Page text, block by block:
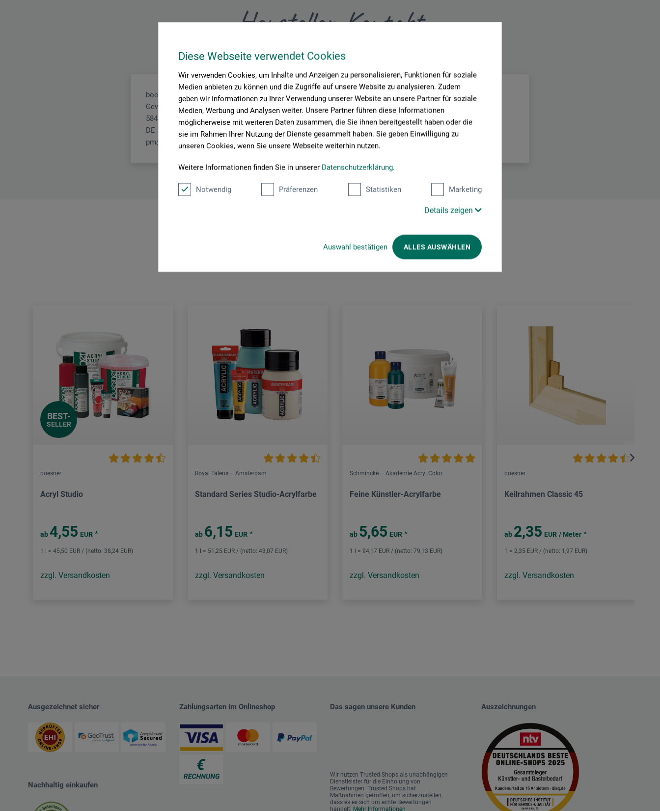
Diese Webseite verwendet Cookies
Wir verwenden Cookies, um Inhalte und Anzeigen zu personalisieren, Funktionen für soziale
Medien anbieten zu können und die Zugriffe auf unsere Website zu analysieren. Zudem
geben wir Informationen zu Ihrer Verwendung unserer Website an unsere Partner für soziale
Medien, Werbung und Analysen weiter. Unsere Partner führen diese Informationen
möglicherweise mit weiteren Daten zusammen, die Sie ihnen bereitgestellt haben oder die
sie im Rahmen Ihrer Nutzung der Dienste gesammelt haben. Sie geben Einwilligung zu
unseren Cookies, wenn Sie unsere Webseite weiterhin nutzen.
Weitere Informationen finden Sie in unserer Datenschutzerklärung.
Notwendig Präferenzen Statistiken Marketing
Details zeigen
Auswahl bestätigen ALLES AUSWÄHLEN
Hersteller-Kontakt
Hier finden Sie die Kontaktdaten des Herstellers zu diesem Produkt.
boesner GmbH holding + innovations
Gewerkenstr. 2
58456 Witten
DE
pm@boesner.com
Kunden kauften auch
BEST-
SELLER
boesner
Acryl Studio
ab 4,55 EUR *
1 l = 45,50 EUR / (netto: 38,24 EUR)
zzgl. Versandkosten
Royal Talens – Amsterdam
Standard Series Studio-Acrylfarbe
ab 6,15 EUR *
1 l = 51,25 EUR / (netto: 43,07 EUR)
zzgl. Versandkosten
Schmincke – Akademie Acryl Color
Feine Künstler-Acrylfarbe
ab 5,65 EUR *
1 l = 94,17 EUR / (netto: 79,13 EUR)
zzgl. Versandkosten
boesner
Keilrahmen Classic 45
ab 2,35 EUR / Meter *
1 = 2,35 EUR / (netto: 1,97 EUR)
zzgl. Versandkosten
Ausgezeichnet sicher
Nachhaltig einkaufen
Zahlungsarten im Onlineshop Das sagen unsere Kunden
Wir nutzen Trusted Shops als unabhängigen
Dienstleister für die Einholung von
Bewertungen. Trusted Shops hat
Maßnahmen getroffen, um sicherzustellen,
dass es es sich um echte Bewertungen
handelt. Mehr Informationen
Auszeichnungen